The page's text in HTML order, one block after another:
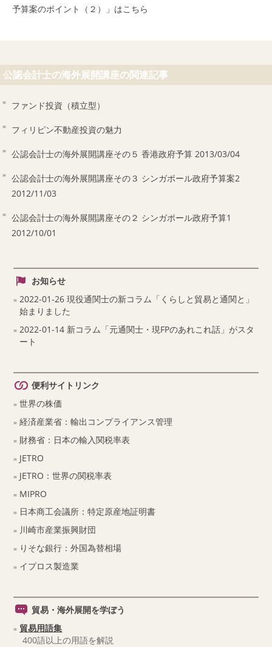
予算案のポイント（２）」はこちら
公認会計士の海外展開講座の関連記事
ファンド投資（積立型）
フィリピン不動産投資の魅力
公認会計士の海外展開講座その５ 香港政府予算 2013/03/04
公認会計士の海外展開講座その３ シンガポール政府予算案2
2012/11/03
公認会計士の海外展開講座その２ シンガポール政府予算1
2012/10/01
お知らせ
2022-01-26 現役通関士の新コラム「くらしと貿易と通関と」
始まりました
2022-01-14 新コラム「元通関士・現FPのあれこれ話」がスタ
ート
便利サイトリンク
世界の株価
経済産業省：輸出コンプライアンス管理
財務省：日本の輸入関税率表
JETRO
JETRO：世界の関税率表
MIPRO
日本商工会議所：特定原産地証明書
川崎市産業振興財団
りそな銀行：外国為替相場
イプロス製造業
貿易・海外展開を学ぼう
貿易用語集
400語以上の用語を解説